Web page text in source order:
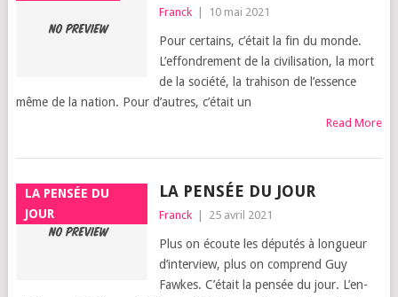
Franck 10 mai 2021
Pour cer­tains, c’é­tait la fin du monde.
L’ef­fon­dre­ment de la civi­li­sa­tion, la mort
de la socié­té, la tra­hi­son de l’es­sence
même de la nation. Pour d’autres, c’é­tait un
Read More
LA PENSÉE DU
JOUR
LA PENSÉE DU JOUR
Franck 25 avril 2021
Plus on écoute les dépu­tés à lon­gueur
d’in­ter­view, plus on com­prend Guy
Fawkes. C’é­tait la pen­sée du jour. L’en­